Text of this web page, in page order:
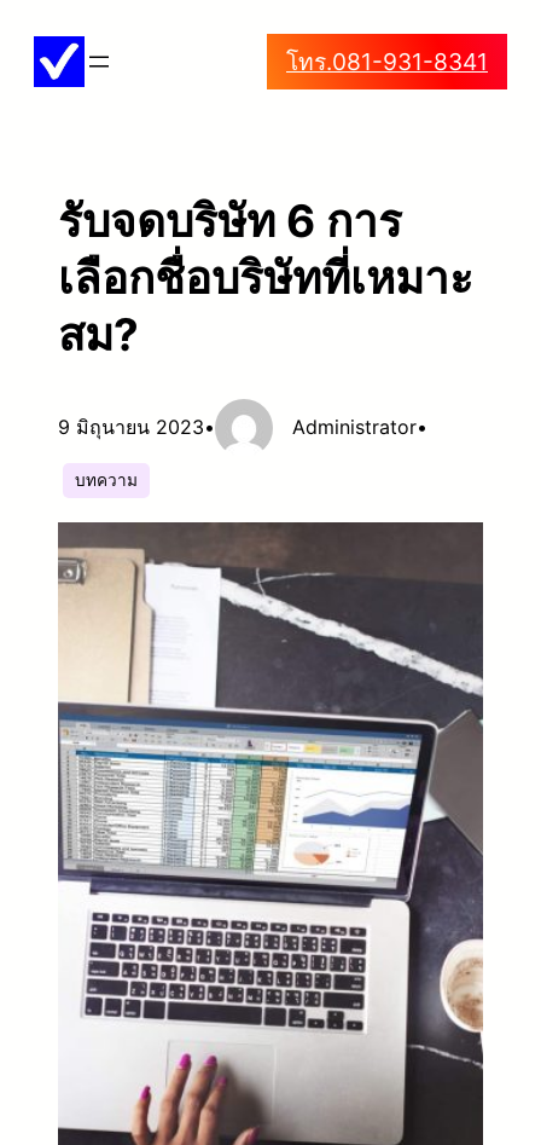
โทร.081-931-8341
รับจดบริษัท 6 การ
เลือกชื่อบริษัทที่เหมาะ
สม?
9 มิถุนายน 2023• Administrator•
บทความ